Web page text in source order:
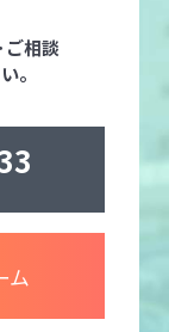
相談
。
ム